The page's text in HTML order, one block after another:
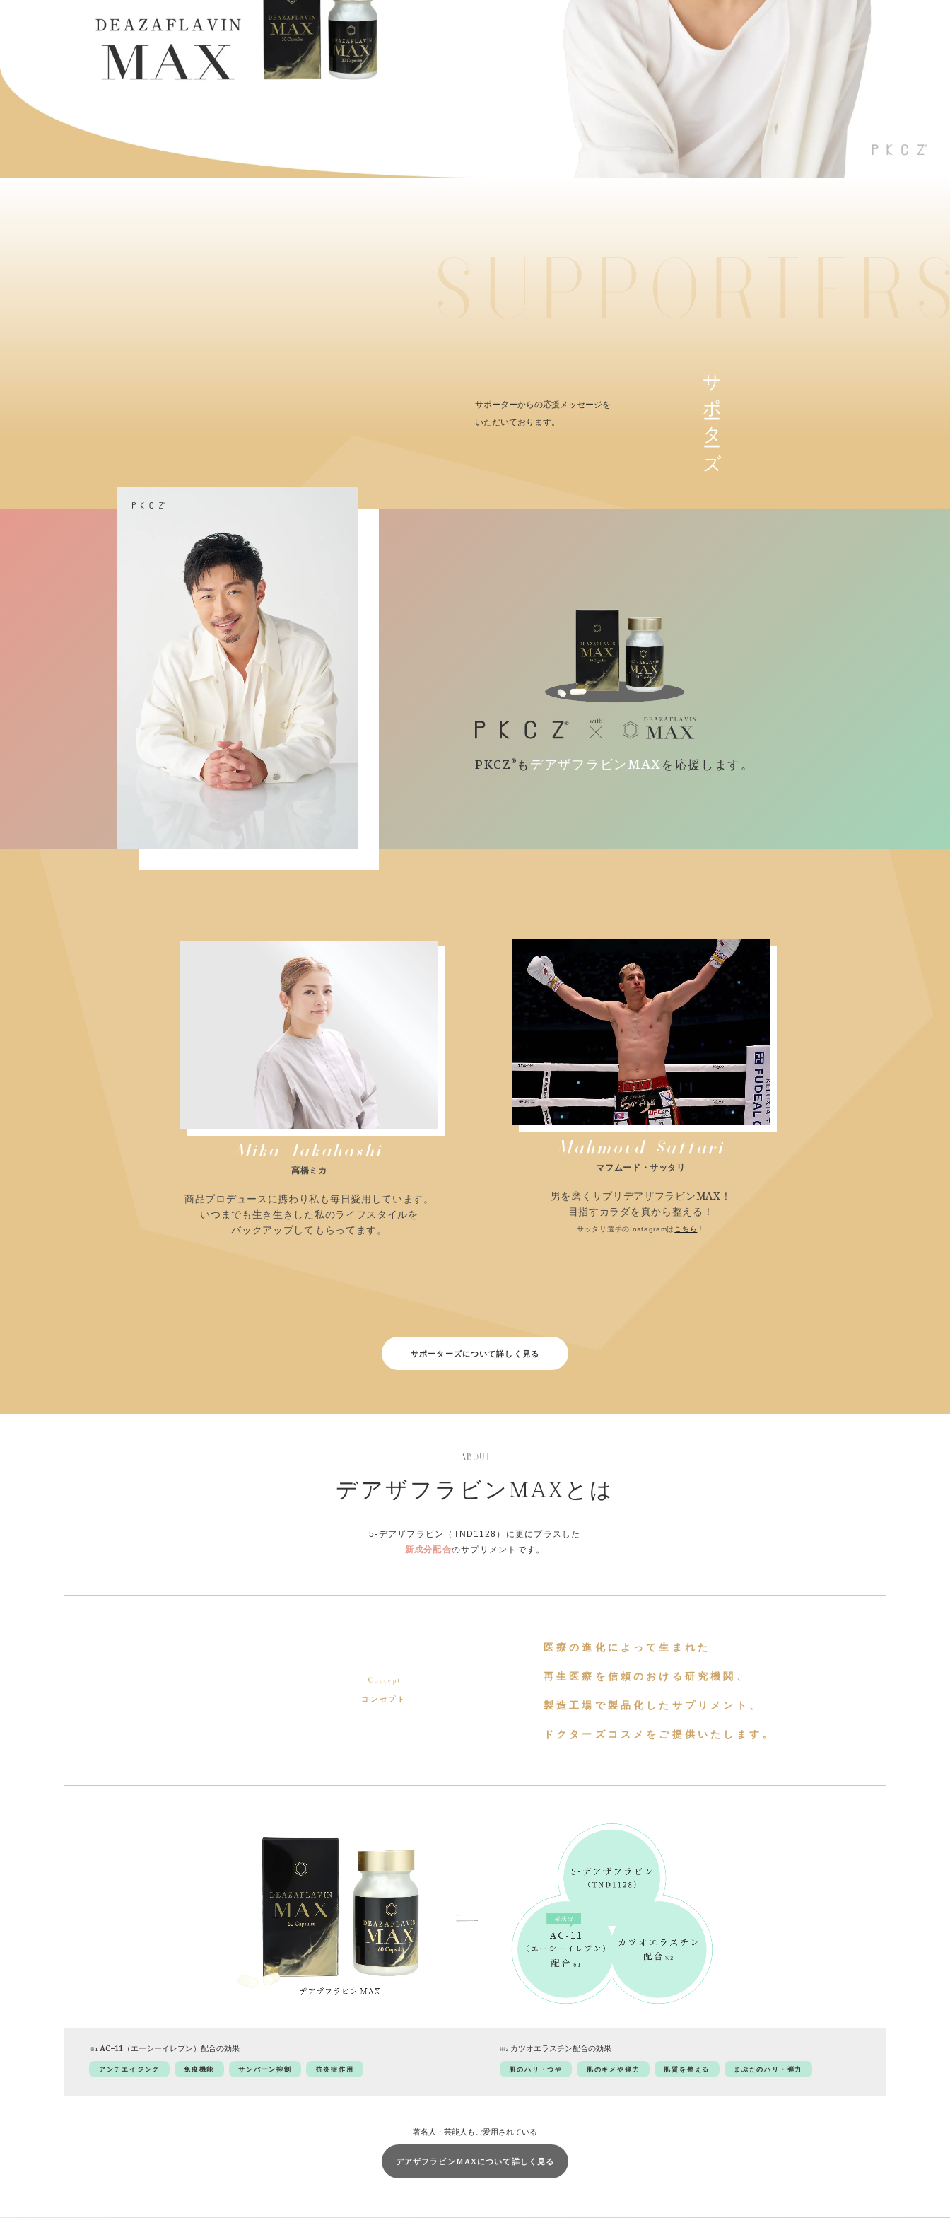
サポーターズ
サポーターからの応援メッセージを
いただいております。
Previous
Next
PKCZ ®︎ も デアザフラビンMAX を 応援します。
高橋ミカ
商品プロデュースに携わり私も毎日愛用しています。
いつまでも生き生きした私のライフスタイルを
バックアップしてもらってます。
マフムード・サッタリ
男を磨くサプリデアザフラビンMAX！
目指すカラダを真から整える！
サッタリ選手のInstagramは こちら ！
サポーターズについて詳しく見る
デアザフラビンMAXとは
5-デアザフラビン（TND1128）に更にプラスした
新成分配合のサプリメントです。
コンセプト
医療の進化によって生まれた
再生医療を信頼のおける研究機関、
製造工場で製品化したサプリメント、
ドクターズコスメをご提供いたします。
※1 AC−11（エーシーイレブン）配合の効果
アンチエイジング 免疫機能 サンバーン抑制 抗炎症作用
※2カツオエラスチン配合の効果
肌のハリ・つや 肌のキメや弾力 肌質を整える まぶたのハリ・弾力
著名人・芸能人もご愛用されている
デアザフラビンMAXについて詳しく見る